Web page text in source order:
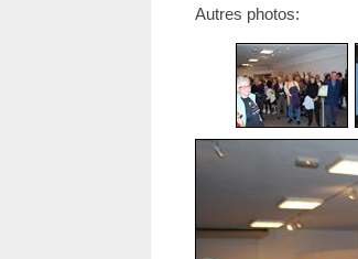
Autres photos: